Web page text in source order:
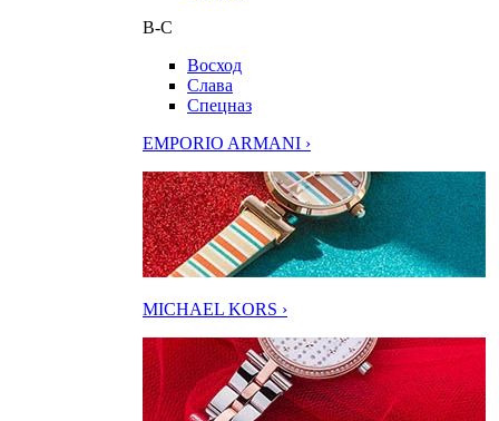
В-С
Восход
Слава
Спецназ
EMPORIO ARMANI ›
MICHAEL KORS ›